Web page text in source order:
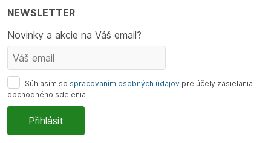
NEWSLETTER
Novinky a akcie na Váš email?
Súhlasím so spracovaním osobných údajov pre účely zasielania
obchodného sdelenia.